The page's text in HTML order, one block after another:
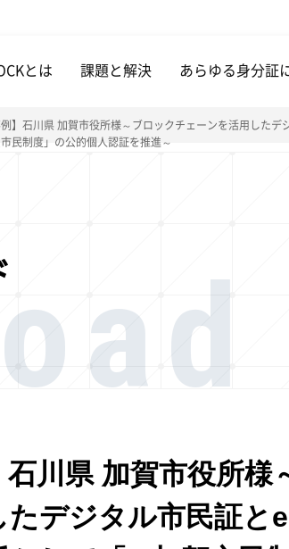
とは 課題と解決 あらゆる身分証
例】石川県 加賀市役所様～ブロックチェーンを活用した
民制度」の公的個人認証を推進～
石川県 加賀市役所
たデジタル市民証と